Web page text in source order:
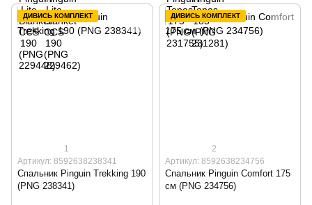
ДИВИСЬ КОМПЛЕКТ
1
Артикул: 8592638238341
Спальник Pinguin Trekking 190
(PNG 238341)
ДИВИСЬ КОМПЛЕКТ
2
Артикул: 8592638234756
Спальник Pinguin Comfort 175
см (PNG 234756)